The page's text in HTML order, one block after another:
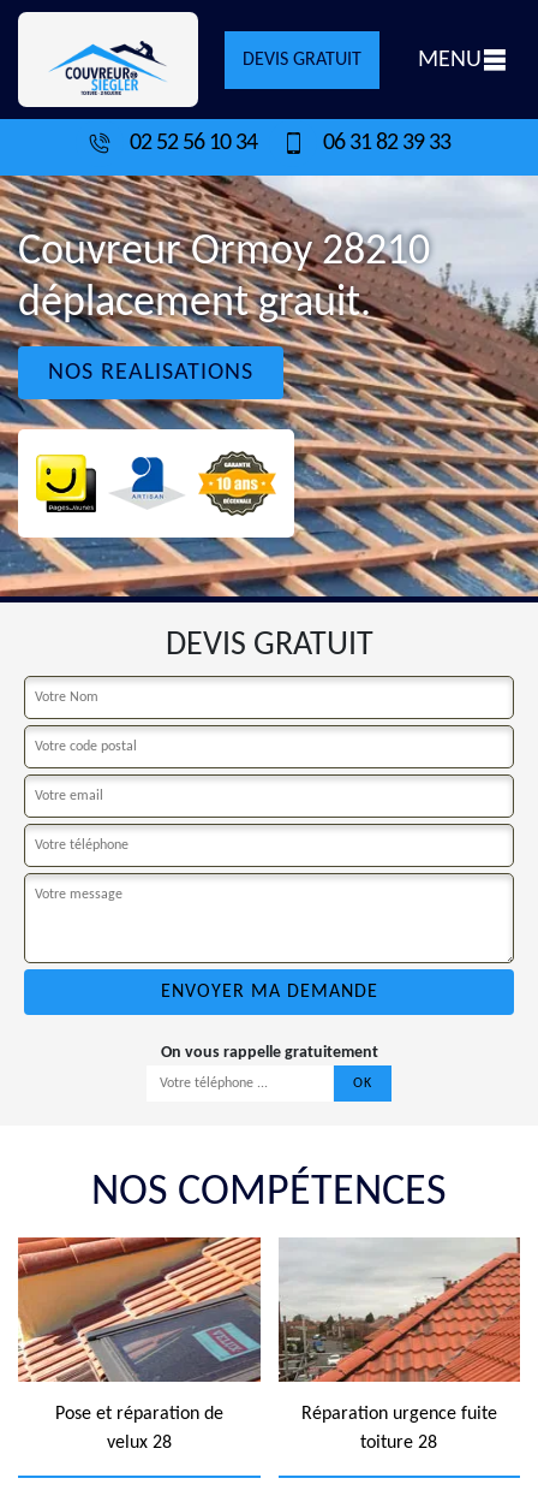
DEVIS GRATUIT MENU
02 52 56 10 34 06 31 82 39 33
Couvreur Ormoy 28210
déplacement grauit.
NOS REALISATIONS
DEVIS GRATUIT
On vous rappelle gratuitement
NOS COMPÉTENCES
Pose et réparation de
velux 28
Réparation urgence fuite
toiture 28